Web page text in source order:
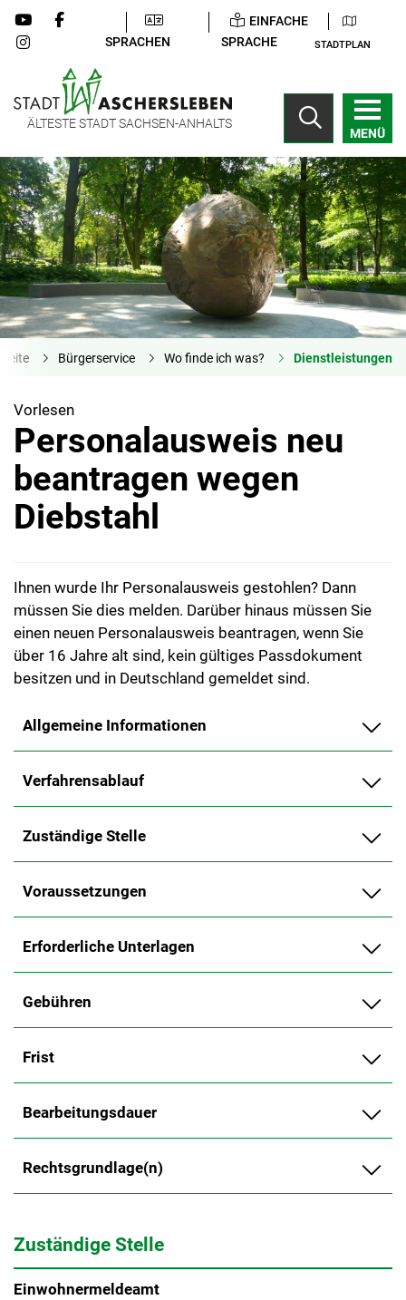
SPRACHEN
EINFACHE
SPRACHE
STADTPLAN
ÄLTESTE STADT SACHSEN-ANHALTS
MENÜ
Bürgerservice Wo finde ich was? Dienstleistungen
Vorlesen
Personalausweis neu
beantragen wegen
Diebstahl
Ihnen wurde Ihr Personalausweis gestohlen? Dann
müssen Sie dies melden. Darüber hinaus müssen Sie
einen neuen Personalausweis beantragen, wenn Sie
über 16 Jahre alt sind, kein gültiges Passdokument
besitzen und in Deutschland gemeldet sind.
Allgemeine Informationen
Verfahrensablauf
Zuständige Stelle
Voraussetzungen
Erforderliche Unterlagen
Gebühren
Frist
Bearbeitungsdauer
Rechtsgrundlage(n)
Zuständige Stelle
Einwohnermeldeamt